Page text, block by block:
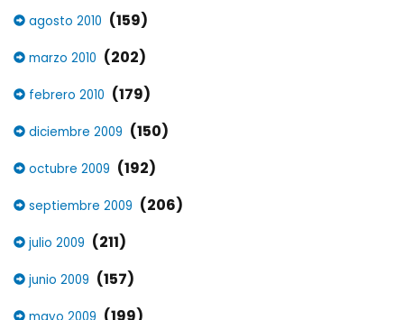
agosto 2010 (159)
marzo 2010 (202)
febrero 2010 (179)
diciembre 2009 (150)
octubre 2009 (192)
septiembre 2009 (206)
julio 2009 (211)
junio 2009 (157)